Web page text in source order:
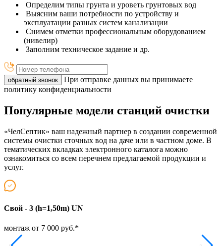
Определим типы грунта и уроветь грунтовых вод
Выясним ваши потребности по устройству и
эксплуатации разных систем канализации
Снимем отметки профессиональным оборудованием
(нивелир)
Заполним техническое задание и др.
обратный звонок
При отправке данных вы принимаете
политику конфиденциальности
Популярные модели станций очистки
«ЧелСептик» ваш надежный партнер в создании современной
системы очистки сточных вод на даче или в частном доме. В
тематических вкладках электронного каталога можно
ознакомиться со всем перечнем предлагаемой продукции и
услуг.
Свой - 3 (h=1,50m) UN
монтаж от 7 000 руб.*